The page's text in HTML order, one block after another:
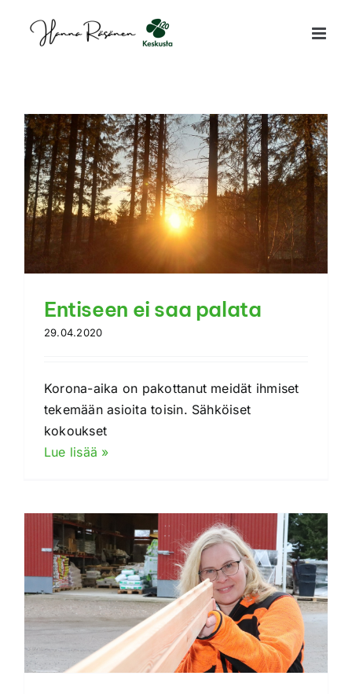
Entiseen ei saa palata
29.04.2020
Korona-aika on pakottanut meidät ihmiset
tekemään asioita toisin. Sähköiset
kokoukset
Lue lisää »